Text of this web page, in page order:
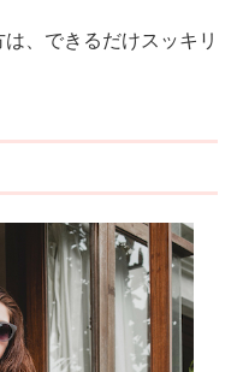
、できるだけスッキリ